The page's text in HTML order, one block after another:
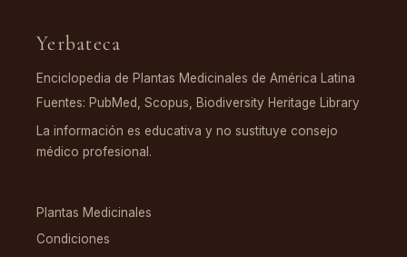
Yerbateca
Enciclopedia de Plantas Medicinales de América Latina
Fuentes: PubMed, Scopus, Biodiversity Heritage Library
La información es educativa y no sustituye consejo
médico profesional.
Plantas Medicinales
Condiciones